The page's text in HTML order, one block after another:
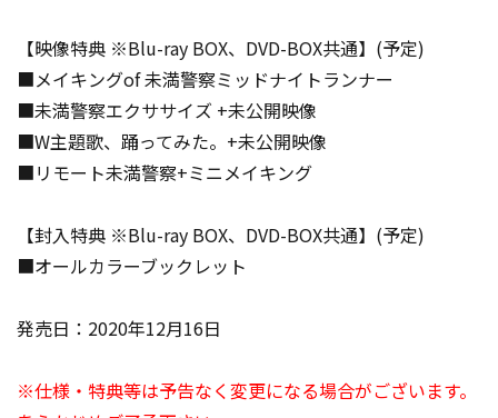
【映像特典 ※Blu-ray BOX、DVD-BOX共通】(予定)
■メイキングof 未満警察ミッドナイトランナー
■未満警察エクササイズ +未公開映像
■W主題歌、踊ってみた。+未公開映像
■リモート未満警察+ミニメイキング
【封入特典 ※Blu-ray BOX、DVD-BOX共通】(予定)
■オールカラーブックレット
発売日：2020年12月16日
※仕様・特典等は予告なく変更になる場合がございます。